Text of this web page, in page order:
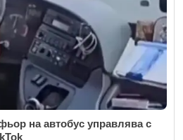
на автобус управлява с